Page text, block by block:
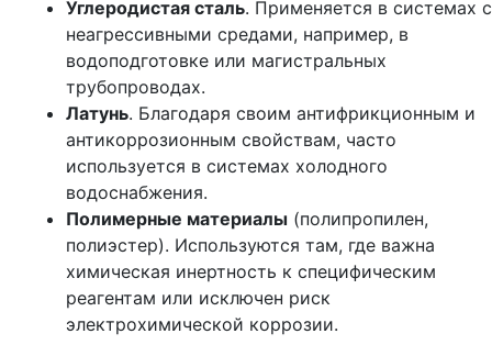
Углеродистая сталь. Применяется в системах с
неагрессивными средами, например, в
водоподготовке или магистральных
трубопроводах.
Латунь. Благодаря своим антифрикционным и
антикоррозионным свойствам, часто
используется в системах холодного
водоснабжения.
Полимерные материалы (полипропилен,
полиэстер). Используются там, где важна
химическая инертность к специфическим
реагентам или исключен риск
электрохимической коррозии.